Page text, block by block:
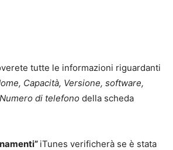
tutte le informazioni riguardanti
Capacità, Versione, software,
di telefono della scheda
iTunes verificherà se è stata